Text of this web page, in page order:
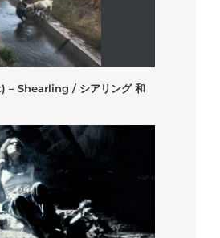
– Shearling / シアリング 和